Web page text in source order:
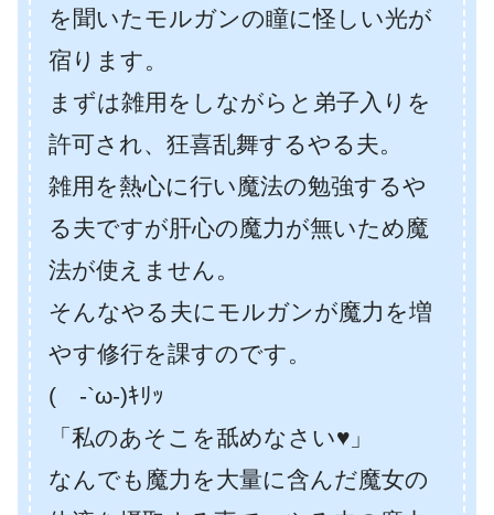
を聞いたモルガンの瞳に怪しい光が
宿ります。
まずは雑用をしながらと弟子入りを
許可され、狂喜乱舞するやる夫。
雑用を熱心に行い魔法の勉強するや
る夫ですが肝心の魔力が無いため魔
法が使えません。
そんなやる夫にモルガンが魔力を増
やす修行を課すのです。
( -`ω-)ｷﾘｯ
「私のあそこを舐めなさい♥」
なんでも魔力を大量に含んだ魔女の